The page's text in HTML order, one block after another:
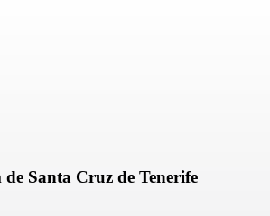
Santa Cruz de Tenerife